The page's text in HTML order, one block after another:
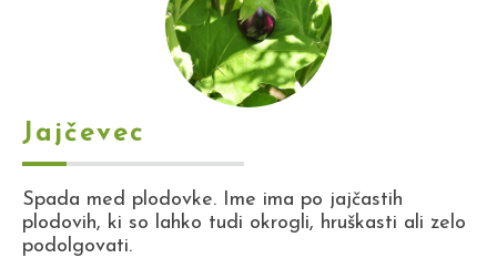
Jajčevec
Spada med plodovke. Ime ima po jajčastih
plodovih, ki so lahko tudi okrogli, hruškasti ali zelo
podolgovati.